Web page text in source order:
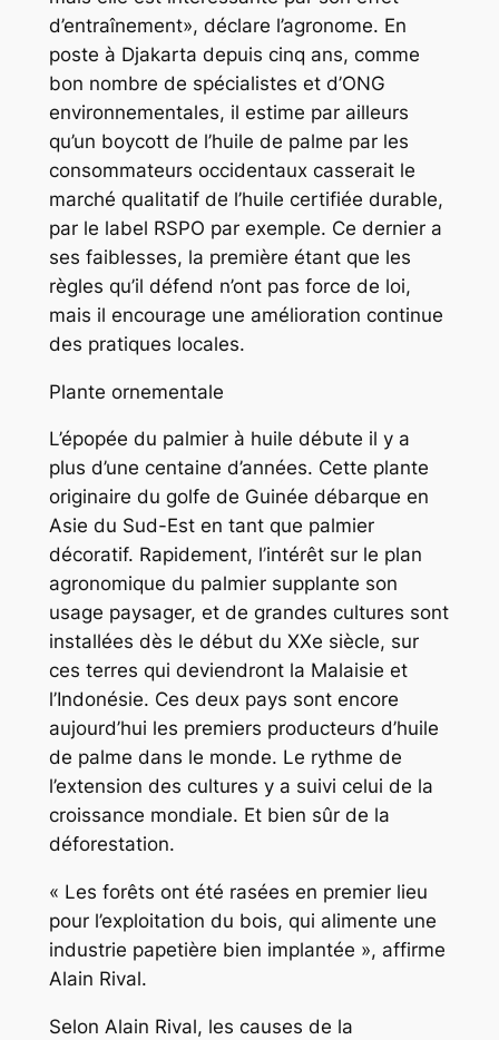
d’entraînement», déclare l’agronome. En
poste à Djakarta depuis cinq ans, comme
bon nombre de spécialistes et d’ONG
environnementales, il estime par ailleurs
qu’un boycott de l’huile de palme par les
consommateurs occidentaux casserait le
marché qualitatif de l’huile certifiée durable,
par le label RSPO par exemple. Ce dernier a
ses faiblesses, la première étant que les
règles qu’il défend n’ont pas force de loi,
mais il encourage une amélioration continue
des pratiques locales.
Plante ornementale
L’épopée du palmier à huile débute il y a
plus d’une centaine d’années. Cette plante
originaire du golfe de Guinée débarque en
Asie du Sud-Est en tant que palmier
décoratif. Rapidement, l’intérêt sur le plan
agronomique du palmier supplante son
usage paysager, et de grandes cultures sont
installées dès le début du XXe siècle, sur
ces terres qui deviendront la Malaisie et
l’Indonésie. Ces deux pays sont encore
aujourd’hui les premiers producteurs d’huile
de palme dans le monde. Le rythme de
l’extension des cultures y a suivi celui de la
croissance mondiale. Et bien sûr de la
déforestation.
« Les forêts ont été rasées en premier lieu
pour l’exploitation du bois, qui alimente une
industrie papetière bien implantée », affirme
Alain Rival.
Selon Alain Rival, les causes de la